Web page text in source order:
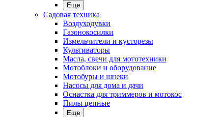
Еще
Садовая техника
Воздуходувки
Газонокосилки
Измельчители и кусторезы
Культиваторы
Масла, свечи для мототехники
Мотоблоки и оборудование
Мотобуры и шнеки
Насосы для дома и дачи
Оснастка для триммеров и мотокос
Пилы цепные
Еще